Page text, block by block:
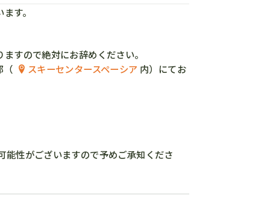
す。
すので絶対にお辞めください。
（
スキーセンタースペーシア 内）にてお
能性がございますので予めご承知くださ